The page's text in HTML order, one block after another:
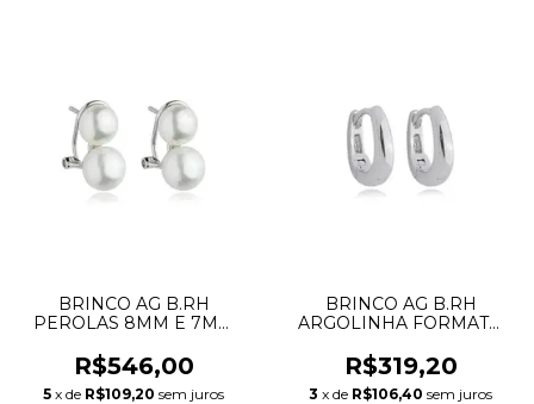
BRINCO AG B.RH
PEROLAS 8MM E 7MM
DRIBRRH.1708
R$546,00
5 x de R$109,20 sem juros
BRINCO AG B.RH
ARGOLINHA FORMATO
R$319,20
3 x de R$106,40 sem juros